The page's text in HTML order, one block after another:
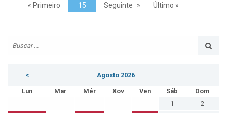
« Primeiro 15 Seguinte Último »
< Agosto 2026
Lun Mar Mér Xov Ven Sáb
Dom
1
2